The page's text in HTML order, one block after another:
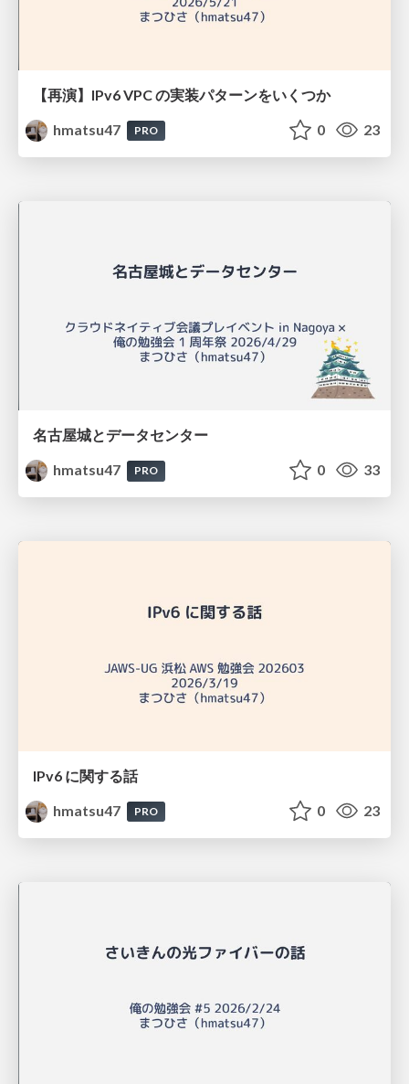
【再演】IPv6 VPC の実装パターンをいくつか
hmatsu47
PRO 0 23
名古屋城とデータセンター
hmatsu47
PRO 0 33
IPv6 に関する話
hmatsu47
PRO 0 23